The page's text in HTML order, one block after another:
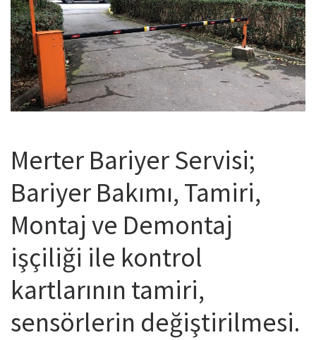
Merter Bariyer Servisi;
Bariyer Bakımı, Tamiri,
Montaj ve Demontaj
işçiliği ile kontrol
kartlarının tamiri,
sensörlerin değiştirilmesi.